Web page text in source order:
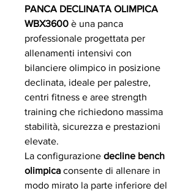
PANCA DECLINATA OLIMPICA
WBX3600 è una panca
professionale progettata per
allenamenti intensivi con
bilanciere olimpico in posizione
declinata, ideale per palestre,
centri fitness e aree strength
training che richiedono massima
stabilità, sicurezza e prestazioni
elevate.
La configurazione decline bench
olimpica consente di allenare in
modo mirato la parte inferiore del